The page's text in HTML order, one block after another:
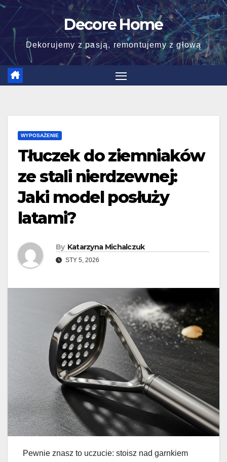
Skip
content
Decore Home
Dekorujemy z pasją, remontujemy z głową
WYPOSAŻENIE
Tłuczek do ziemniaków
ze stali nierdzewnej:
Jaki model posłuży
latami?
By Katarzyna Michalczuk
STY 5, 2026
Pewnie znasz to uczucie: stoisz nad garnkiem